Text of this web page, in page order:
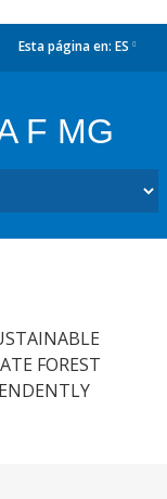
Esta página en: ES
F MG
FOREST